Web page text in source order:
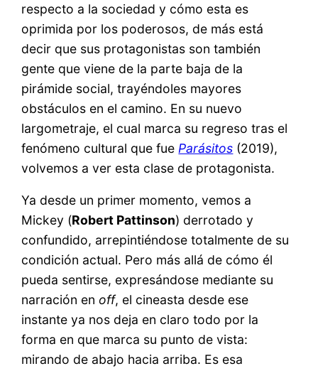
respecto a la sociedad y cómo esta es
oprimida por los poderosos, de más está
decir que sus protagonistas son también
gente que viene de la parte baja de la
pirámide social, trayéndoles mayores
obstáculos en el camino. En su nuevo
largometraje, el cual marca su regreso tras el
fenómeno cultural que fue Parásitos (2019),
volvemos a ver esta clase de protagonista.
Ya desde un primer momento, vemos a
Mickey (Robert Pattinson) derrotado y
confundido, arrepintiéndose totalmente de su
condición actual. Pero más allá de cómo él
pueda sentirse, expresándose mediante su
narración enoff, el cineasta desde ese
instante ya nos deja en claro todo por la
forma en que marca su punto de vista:
mirando de abajo hacia arriba. Es esa